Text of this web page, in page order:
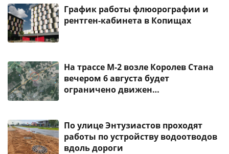
График работы флюорографии и
рентген-кабинета в Копищах
На трассе М-2 возле Королев Стана
вечером 6 августа будет
ограничено движен…
По улице Энтузиастов проходят
работы по устройству водоотводов
вдоль дороги